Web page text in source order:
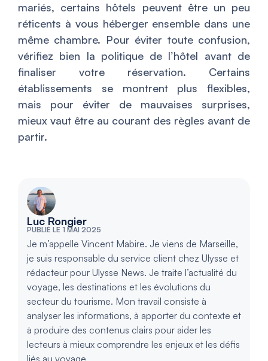
mariés, certains hôtels peuvent être un peu
réticents à vous héberger ensemble dans une
même chambre. Pour éviter toute confusion,
vérifiez bien la politique de l’hôtel avant de
finaliser votre réservation. Certains
établissements se montrent plus flexibles,
mais pour éviter de mauvaises surprises,
mieux vaut être au courant des règles avant de
partir.
Luc Rongier
PUBLIÉ LE 1 MAI 2025
Je m’appelle Vincent Mabire. Je viens de Marseille,
je suis responsable du service client chez Ulysse et
rédacteur pour Ulysse News. Je traite l’actualité du
voyage, les destinations et les évolutions du
secteur du tourisme. Mon travail consiste à
analyser les informations, à apporter du contexte et
à produire des contenus clairs pour aider les
lecteurs à mieux comprendre les enjeux et les défis